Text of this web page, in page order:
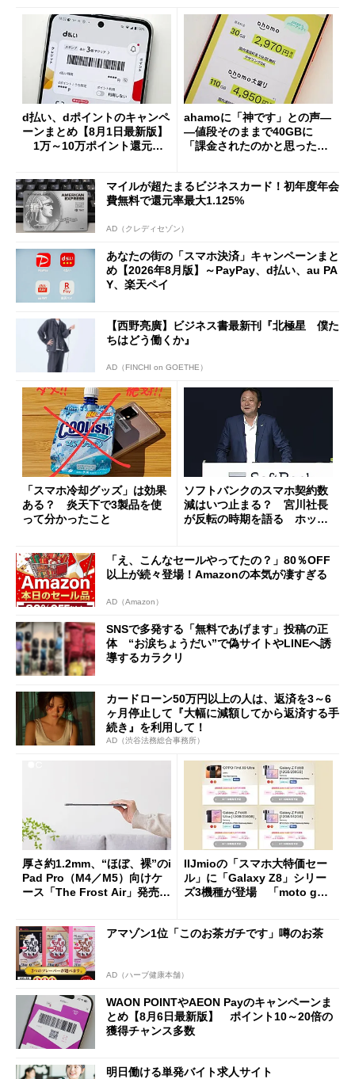
d払い、dポイントのキャンペ
ーンまとめ【8月1日最新版】
1万～10万ポイント還元の
ahamoに「神です」との声―
―値段そのままで40GBに
「課金されたのかと思った」
マイルが超たまるビジネスカード！初年度年会
費無料で還元率最大1.125%
AD（クレディセゾン）
あなたの街の「スマホ決済」キャンペーンまと
め【2026年8月版】～PayPay、d払い、au PA
Y、楽天ペイ
【西野亮廣】ビジネス書最新刊『北極星 僕た
ちはどう働くか』
AD（FINCHI on GOETHE）
「スマホ冷却グッズ」は効果
ある？ 炎天下で3製品を使
って分かったこと
ソフトバンクのスマホ契約数
減はいつ止まる？ 宮川社長
が反転の時期を語る ホッピ
「え、こんなセールやってたの？」80％OFF
以上が続々登場！Amazonの本気が凄すぎる
AD（Amazon）
SNSで多発する「無料であげます」投稿の正
体 “お涙ちょうだい”で偽サイトやLINEへ誘
導するカラクリ
カードローン50万円以上の人は、返済を3～6
ヶ月停止して『大幅に減額してから返済する手
続き』を利用して！
AD（渋谷法務総合事務所）
厚さ約1.2mm、“ほぼ、裸”のi
Pad Pro（M4／M5）向けケ
ース「The Frost Air」発売
IIJmioの「スマホ大特価セー
ル」に「Galaxy Z8」シリー
ズ3機種が登場 「moto g37
アマゾン1位「このお茶ガチです」噂のお茶
AD（ハーブ健康本舗）
WAON POINTやAEON Payのキャンペーンま
とめ【8月6日最新版】 ポイント10～20倍の
獲得チャンス多数
明日働ける単発バイト求人サイト